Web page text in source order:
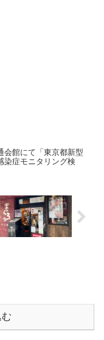
会館にて「東京都新型
染症モニタリング検